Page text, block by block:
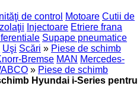
de control Motoare Cutii de
Izolaţii Injectoare Etriere frana
Supape pneumatice
Uşi Scări » Piese de schimb
Bremse MAN Mercedes-
» Piese de schimb
Hyundai i-Series pentru